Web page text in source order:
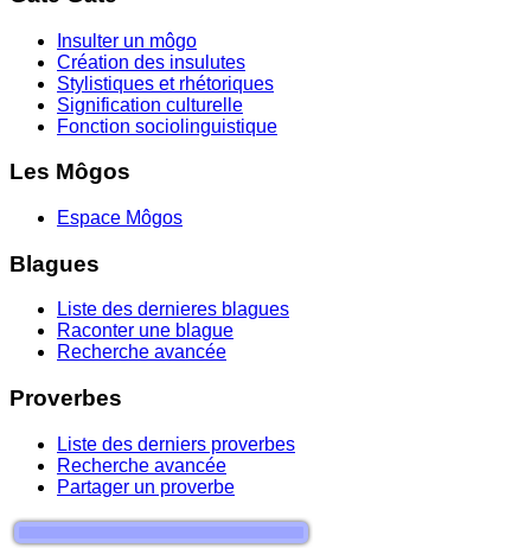
Insulter un môgo
Création des insulutes
Stylistiques et rhétoriques
Signification culturelle
Fonction sociolinguistique
Les Môgos
Espace Môgos
Blagues
Liste des dernieres blagues
Raconter une blague
Recherche avancée
Proverbes
Liste des derniers proverbes
Recherche avancée
Partager un proverbe